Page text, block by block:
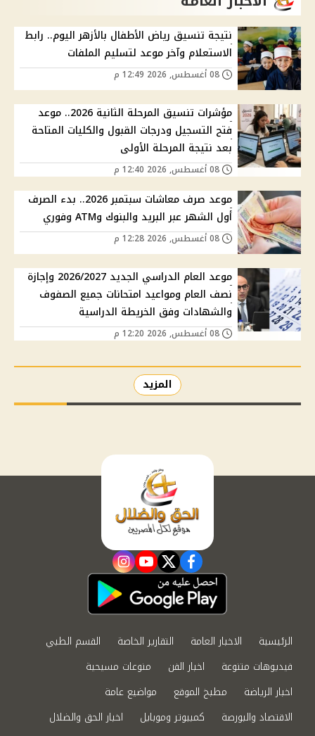
نتيجة تنسيق رياض الأطفال بالأزهر اليوم.. رابط
الاستعلام وآخر موعد لتسليم الملفات
مؤشرات تنسيق المرحلة الثانية 2026.. موعد
فتح التسجيل ودرجات القبول والكليات المتاحة
بعد نتيجة المرحلة الأولى
موعد صرف معاشات سبتمبر 2026.. بدء الصرف
أول الشهر عبر البريد والبنوك وATM وفوري
موعد العام الدراسي الجديد 2026/2027 وإجازة
نصف العام ومواعيد امتحانات جميع الصفوف
والشهادات وفق الخريطة الدراسية
المزيد
facebook
twitter
youtube
instagram
الرئيسية الاخبار العامة التقارير الخاصة
القسم الطبي
فيديوهات متنوعة
اخبار الفن
منوعات مسيحية
اخبار الرياضة
مطبخ الموقع
مواضيع عامة
الاقتصاد والبورصة
كمبيوتر وموبايل
اخبار الحق والضلال